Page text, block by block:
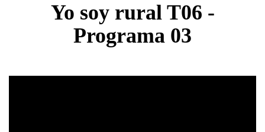
Yo soy rural T06 -
Programa 03